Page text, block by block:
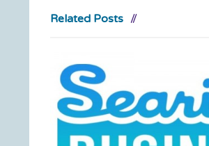
Related Posts